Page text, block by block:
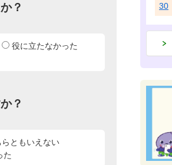
？
役に立たなかった
？
らともいえない
た
30